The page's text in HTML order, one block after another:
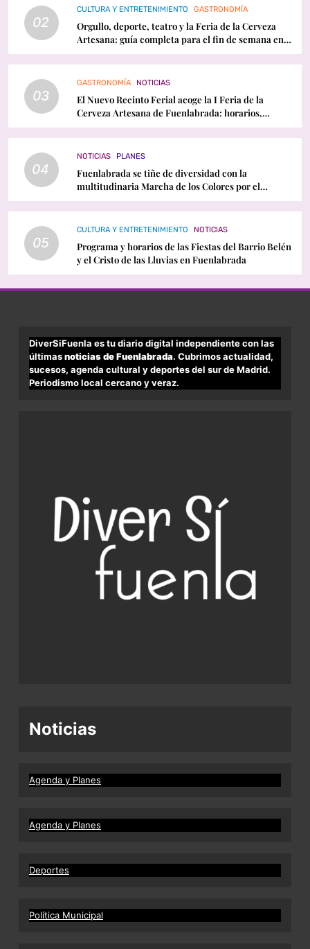
02
CULTURA Y ENTRETENIMIENTO GASTRONOMÍA
Orgullo, deporte, teatro y la Feria de la Cerveza
Artesana: guía completa para el fin de semana en
Fuenlabrada
03
GASTRONOMÍA NOTICIAS
El Nuevo Recinto Ferial acoge la I Feria de la
Cerveza Artesana de Fuenlabrada: horarios,
conciertos y programación
04
NOTICIAS PLANES
Fuenlabrada se tiñe de diversidad con la
multitudinaria Marcha de los Colores por el
Orgullo LGTBI
05
CULTURA Y ENTRETENIMIENTO NOTICIAS
Programa y horarios de las Fiestas del Barrio Belén
y el Cristo de las Lluvias en Fuenlabrada
DiverSiFuenla es tu diario digital independiente con las
últimasnoticias de Fuenlabrada. Cubrimos actualidad,
sucesos, agenda cultural y deportes del sur de Madrid.
Periodismo local cercano y veraz.
Noticias
Agenda y Planes
Agenda y Planes
Deportes
Política Municipal